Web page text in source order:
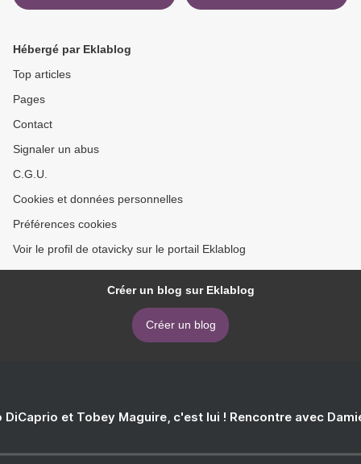
INFECTOLOGIA
Hébergé par Eklablog
Top articles
Pages
Contact
Signaler un abus
C.G.U.
Cookies et données personnelles
Préférences cookies
Voir le profil de otavicky sur le portail Eklablog
Créer un blog sur Eklablog
Créer un blog
DiCaprio et Tobey Maguire, c'est lui ! Rencontre avec